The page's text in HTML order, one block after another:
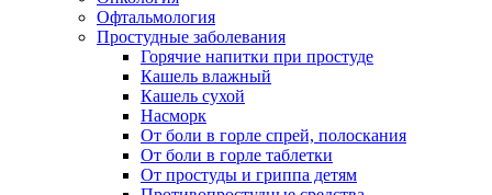
Офтальмология
Простудные заболевания
Горячие напитки при простуде
Кашель влажный
Кашель сухой
Насморк
От боли в горле спрей, полоскания
От боли в горле таблетки
От простуды и гриппа детям